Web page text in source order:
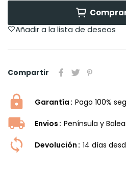
Añadir a la lista de deseos
Compartir
Garantía Pago 100%
Envios Península y
Devolución 14 dí­as